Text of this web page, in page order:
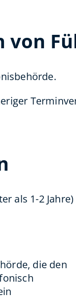
von
als 1-2 Jahre)
die den